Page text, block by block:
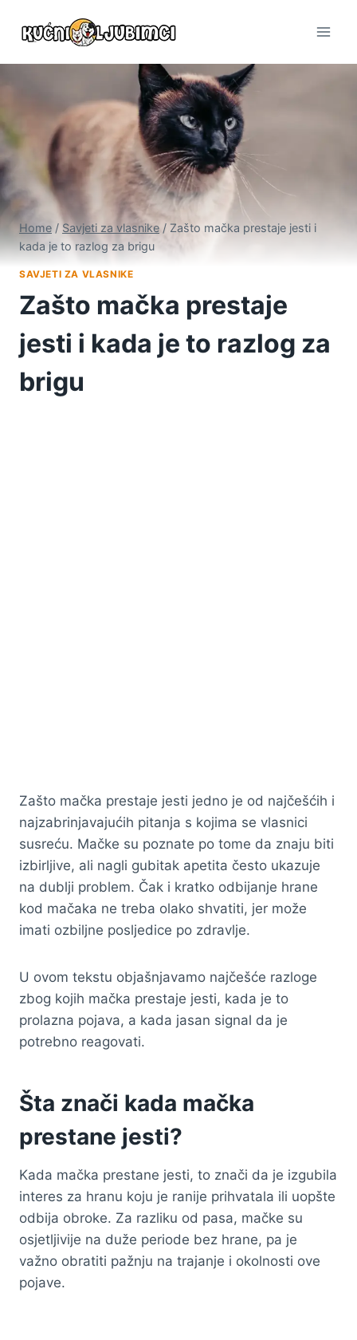
Home / Savjeti za vlasnike / Zašto mačka prestaje jesti i
kada je to razlog za brigu
SAVJETI ZA VLASNIKE
Zašto mačka prestaje
jesti i kada je to razlog za
brigu
Zašto mačka prestaje jesti jedno je od najčešćih i
najzabrinjavajućih pitanja s kojima se vlasnici
susreću. Mačke su poznate po tome da znaju biti
izbirljive, ali nagli gubitak apetita često ukazuje
na dublji problem. Čak i kratko odbijanje hrane
kod mačaka ne treba olako shvatiti, jer može
imati ozbiljne posljedice po zdravlje.
U ovom tekstu objašnjavamo najčešće razloge
zbog kojih mačka prestaje jesti, kada je to
prolazna pojava, a kada jasan signal da je
potrebno reagovati.
Šta znači kada mačka
prestane jesti?
Kada mačka prestane jesti, to znači da je izgubila
interes za hranu koju je ranije prihvatala ili uopšte
odbija obroke. Za razliku od pasa, mačke su
osjetljivije na duže periode bez hrane, pa je
važno obratiti pažnju na trajanje i okolnosti ove
pojave.